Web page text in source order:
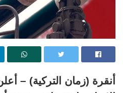
أنقرة (زمان التركية) –